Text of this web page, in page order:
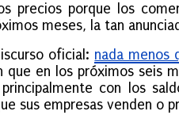
precios porque los
meses, la tan
oficial: nada menos
en los próximos seis
con los
sus empresas venden o